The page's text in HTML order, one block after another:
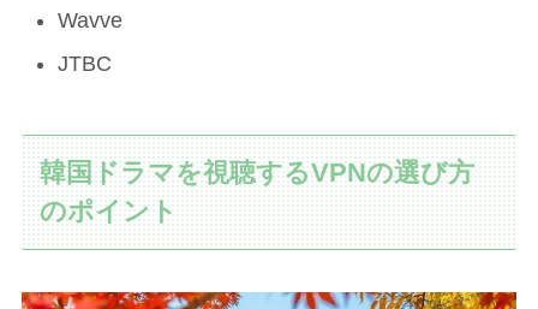
Wavve
JTBC
韓国ドラマを視聴するVPNの選び方
のポイント